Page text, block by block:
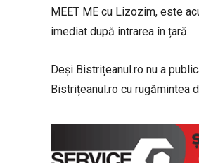
MEET ME cu Lizozim, este
imediat după intrarea în țară.
Deși Bistrițeanul.ro nu a
Bistrițeanul.ro cu rugămintea